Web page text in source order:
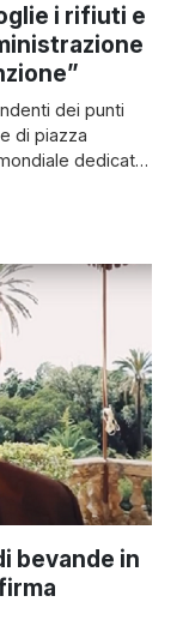
i rifiuti e
dei punti
di piazza
dedicata
di rifiuti
l’ambiente”
bevande in